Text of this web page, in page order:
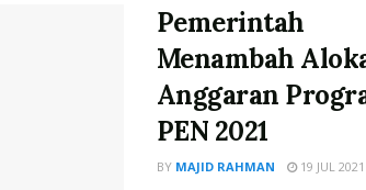
Pemerintah
Menambah
Anggaran
PEN 2021
BY MAJID RAHMAN 19 JUL 2021